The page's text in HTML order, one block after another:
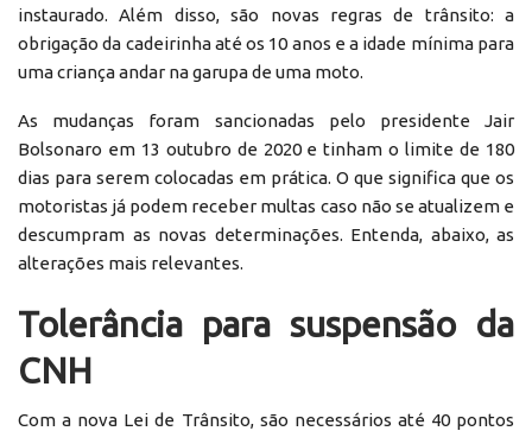
instaurado. Além disso, são novas regras de trânsito: a
obrigação da cadeirinha até os 10 anos e a idade mínima para
uma criança andar na garupa de uma moto.
As mudanças foram sancionadas pelo presidente Jair
Bolsonaro em 13 outubro de 2020 e tinham o limite de 180
dias para serem colocadas em prática. O que significa que os
motoristas já podem receber multas caso não se atualizem e
descumpram as novas determinações. Entenda, abaixo, as
alterações mais relevantes.
Tolerância para suspensão da
CNH
Com a nova Lei de Trânsito, são necessários até 40 pontos